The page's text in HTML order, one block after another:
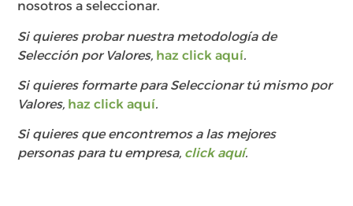
nosotros a seleccionar.
Si quieres probar nuestra metodología de
Selección por Valores, haz click aquí.
Si quieres formarte para Seleccionar tú mismo por
Valores, haz click aquí.
Si quieres que encontremos a las mejores
personas para tu empresa, click aquí.